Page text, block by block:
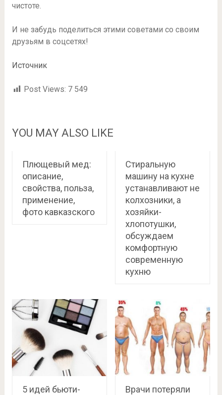
чистоте.
И не забудь поделиться этими советами со своим
друзьям в соцсетях!
Источник
Post Views: 7 549
YOU MAY ALSO LIKE
Плющевый мед:
описание,
свойства, польза,
применение,
фото кавказского
Стиральную
машину на кухне
устанавливают не
колхозники, а
хозяйки-
хлопотушки,
обсуждаем
комфортную
современную
кухню
5 идей бьюти-
Врачи потеряли